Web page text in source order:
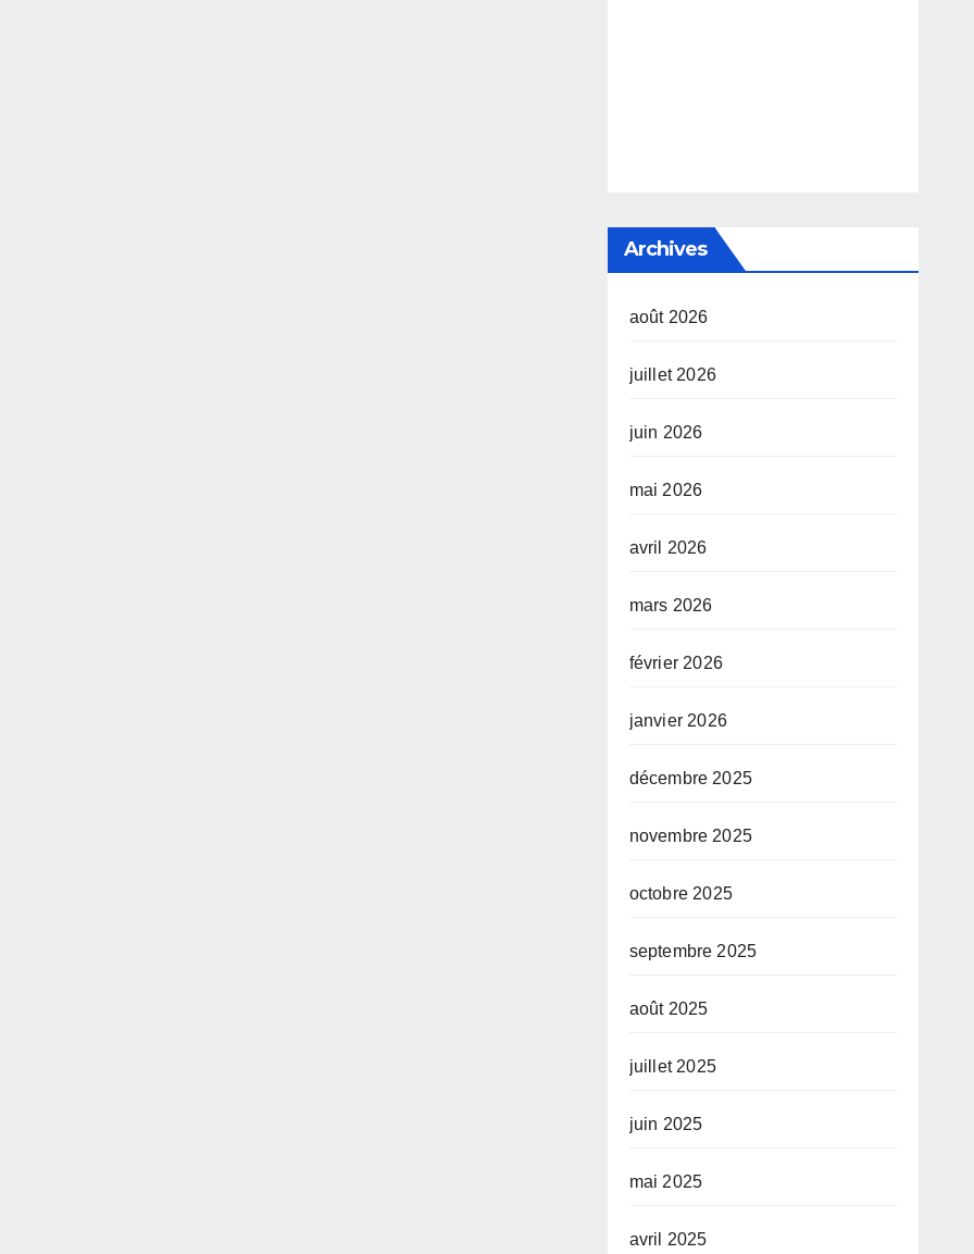
Archives
août 2026
juillet 2026
juin 2026
mai 2026
avril 2026
mars 2026
février 2026
janvier 2026
décembre 2025
novembre 2025
octobre 2025
septembre 2025
août 2025
juillet 2025
juin 2025
mai 2025
avril 2025